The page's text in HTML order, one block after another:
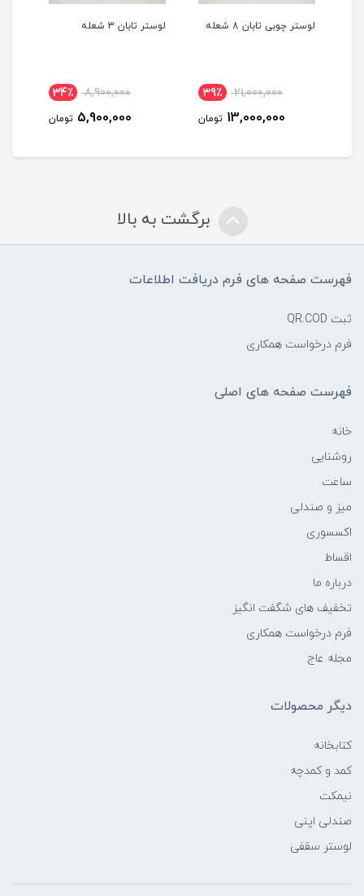
لوستر چوبی تابان 8 شعله
21,000,000 39٪
13,000,000 تومان
لوستر تابان 3 شعله
8,900,000 34٪
5,900,000 تومان
برگشت به بالا
فهرست صفحه های فرم دریافت اطلاعات
ثبت QR.COD
فرم درخواست همکاری
فهرست صفحه های اصلی
خانه
روشنایی
ساعت
میز و صندلی
اکسسوری
اقساط
درباره ما
تخفیف های شگفت انگیز
فرم درخواست همکاری
مجله عاج
دیگر محصولات
کتابخانه
کمد و کمدچه
نیمکت
صندلی اپنی
لوستر سقفی